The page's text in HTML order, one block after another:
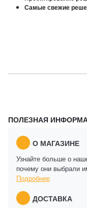
Самые свежие
ПОЛЕЗНАЯ
О МАГАЗИНЕ
Узнайте больше о
почему они выбрали
Подробнее
ДОСТАВКА